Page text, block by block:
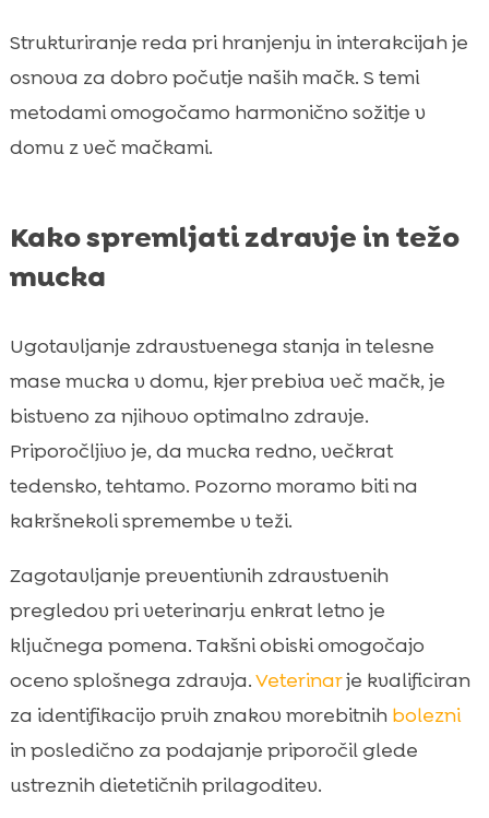
Strukturiranje reda pri hranjenju in interakcijah je
osnova za dobro počutje naših mačk. S temi
metodami omogočamo harmonično sožitje v
domu z več mačkami.
Kako spremljati zdravje in težo
mucka
Ugotavljanje zdravstvenega stanja in telesne
mase mucka v domu, kjer prebiva več mačk, je
bistveno za njihovo optimalno zdravje.
Priporočljivo je, da mucka redno, večkrat
tedensko, tehtamo. Pozorno moramo biti na
kakršnekoli spremembe v teži.
Zagotavljanje preventivnih zdravstvenih
pregledov pri veterinarju enkrat letno je
ključnega pomena. Takšni obiski omogočajo
oceno splošnega zdravja.Veterinarje kvalificiran
za identifikacijo prvih znakov morebitnih bolezni
in posledično za podajanje priporočil glede
ustreznih dietetičnih prilagoditev.